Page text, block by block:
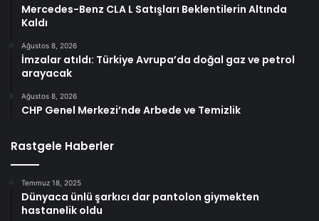
Mercedes-Benz CLA L Satışları Beklentilerin Altında
Kaldı
Ağustos 8, 2026
İmzalar atıldı: Türkiye Avrupa’da doğal gaz ve petrol
arayacak
Ağustos 8, 2026
CHP Genel Merkezi’nde Arbede ve Temizlik
Rastgele Haberler
Temmuz 18, 2025
Dünyaca ünlü şarkıcı dar pantolon giymekten
hastanelik oldu